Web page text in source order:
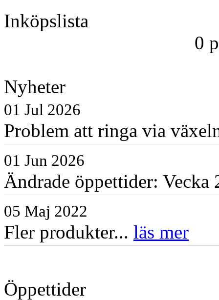
Inköpslista
0
Nyheter
01 Jul 2026
Problem att ringa via
01 Jun 2026
Ändrade öppettider:
05 Maj 2022
Fler produkter... läs mer
Öppettider